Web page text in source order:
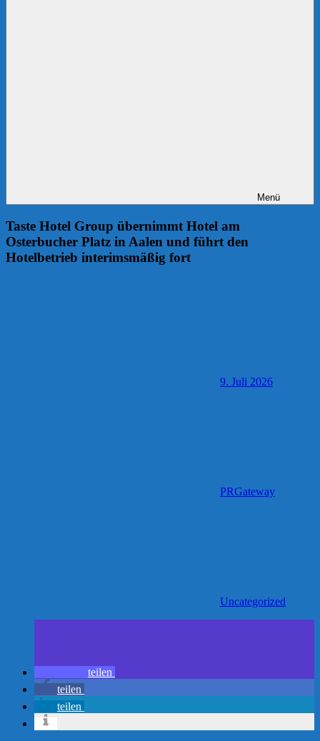
Menü
Taste Hotel Group übernimmt Hotel am
Osterbucher Platz in Aalen und führt den
Hotelbetrieb interimsmäßig fort
9. Juli 2026
PRGateway
Uncategorized
teilen
teilen
teilen